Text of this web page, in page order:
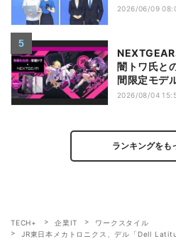
2026/06/09
闇トワ氏と
間限定モデ
2026/08/04
ランキングをも
TECH+ 企業IT
ワークスタイル
JR東日本メカトロニクス、デル「Dell